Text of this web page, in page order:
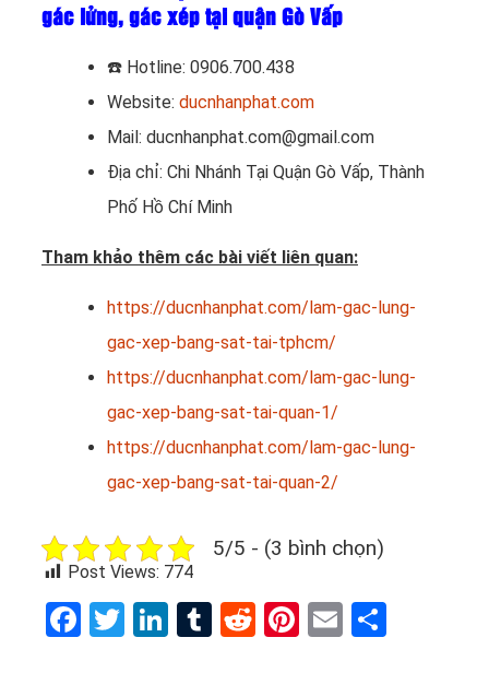
gác lửng, gác xép tại quận Gò Vấp
☎️ Hotline: 0906.700.438
Website: ducnhanphat.com
Mail: ducnhanphat.com@gmail.com
Địa chỉ: Chi Nhánh Tại Quận Gò Vấp, Thành
Phố Hồ Chí Minh
Tham khảo thêm các bài viết liên quan:
https://ducnhanphat.com/lam-gac-lung-
gac-xep-bang-sat-tai-tphcm/
https://ducnhanphat.com/lam-gac-lung-
gac-xep-bang-sat-tai-quan-1/
https://ducnhanphat.com/lam-gac-lung-
gac-xep-bang-sat-tai-quan-2/
5/5 - (3 bình chọn)
Post Views: 774
Facebook
Twitter
LinkedIn
Tumblr
RedditPinterest
Email